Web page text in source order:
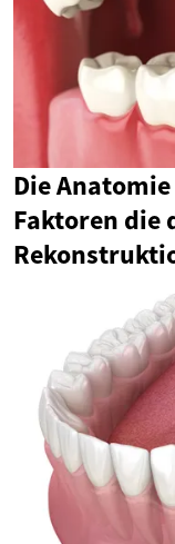
Die
Faktoren die